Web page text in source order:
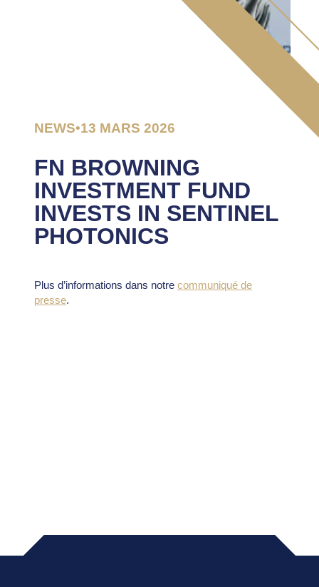
NEWS•13 MARS 2026
FN BROWNING
INVESTMENT FUND
INVESTS IN SENTINEL
PHOTONICS
Plus d’informations dans notrecommuniqué de
presse.